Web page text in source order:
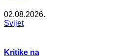
02.08.2026.
Svijet
Kritike na